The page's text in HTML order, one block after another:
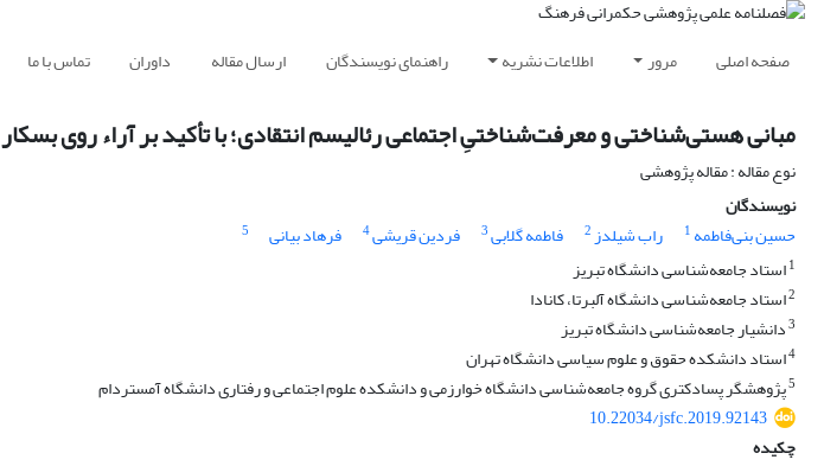
صفحه اصلی مرور اطلاعات نشریه راهنمای نویسندگان ارسال مقاله داوران تماس با ما
مبانی هستی‌شناختی و معرفت‌شناختیِ اجتماعی رئالیسم انتقادی؛ با تأکید بر آراء روی بسکار
نوع مقاله : مقاله پژوهشی
نویسندگان
حسین بنی‌فاطمه 1 راب شیلدز2 فاطمه گلابی3 فردین قریشی4 فرهاد بیانی
5
1استاد جامعه‌شناسی دانشگاه تبریز
2استاد جامعه‌شناسی دانشگاه آلبرتا، کانادا
3دانشیار جامعه‌شناسی دانشگاه تبریز
4استاد دانشکده حقوق و علوم سیاسی دانشگاه تهران
5پژوهشگر پسادکتری گروه جامعه‌شناسی دانشگاه خوارزمی و دانشکده علوم اجتماعی و رفتاری دانشگاه آمستردام
10.22034/jsfc.2019.92143
چکیده